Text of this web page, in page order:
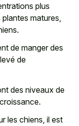
plus
matures,
de manger des
de
des niveaux de
les chiens, il est